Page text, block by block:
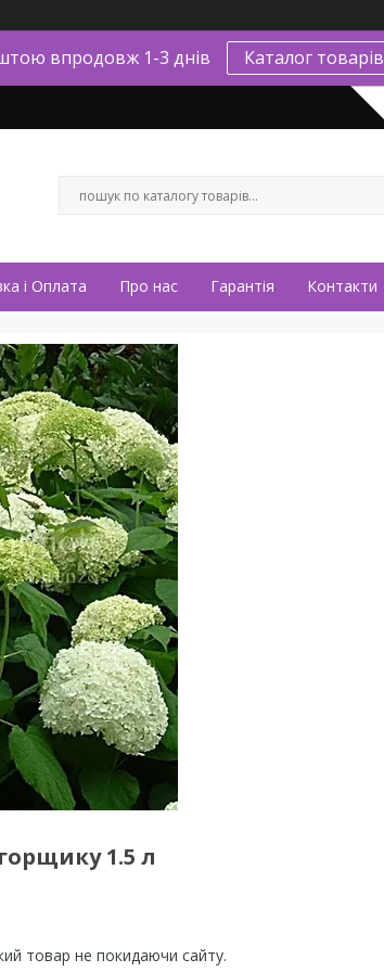
впродовж 1-3 днів Каталог товарів
і Оплата Про нас Гарантія Контакти
1.5 л
товар не покидаючи сайту.